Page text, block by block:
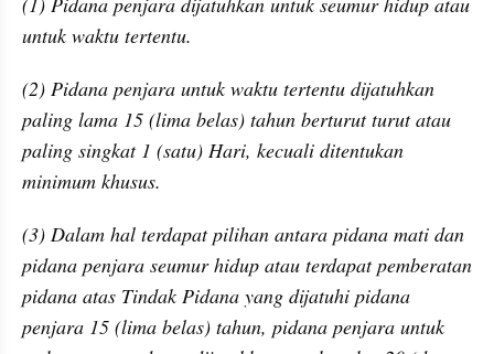
untuk waktu tertentu.
(2) Pidana penjara untuk waktu tertentu dijatuhkan
paling lama 15 (lima belas) tahun berturut turut atau
paling singkat 1 (satu) Hari, kecuali ditentukan
minimum khusus.
(3) Dalam hal terdapat pilihan antara pidana mati dan
pidana penjara seumur hidup atau terdapat pemberatan
pidana atas Tindak Pidana yang dijatuhi pidana
penjara 15 (lima belas) tahun, pidana penjara untuk